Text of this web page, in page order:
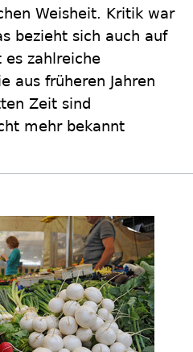
Weisheit. Kritik war
bezieht sich auch auf
es zahlreiche
aus früheren Jahren
Zeit sind
mehr bekannt